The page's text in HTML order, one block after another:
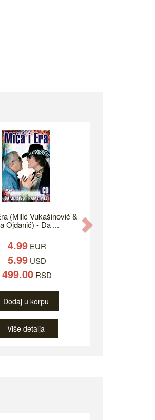
(Milić Vukašinović &
Ojdanić) - Da ...
4.99 EUR
5.99 USD
499.00 RSD
Dodaj u korpu
Više detalja